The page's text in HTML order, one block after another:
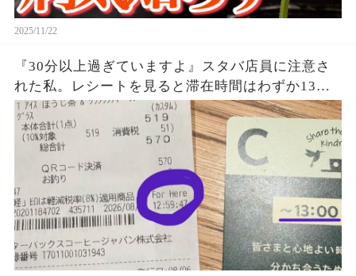
2025/11/22
『30分以上過ぎていますよ』スタバ店員に注意さ
れた私。レシートを見ると滞在時間はわずか13
秒？『For Here 12:59:41』という謎の表示に困
惑…一体何を基準に数えていたのか確認した結果